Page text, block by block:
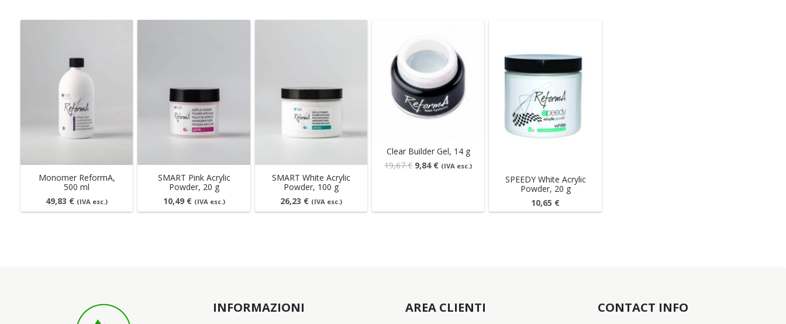
Monomer ReformA,
500 ml
49,83 € (IVA esc.)
SMART Pink Acrylic
Powder, 20 g
10,49 € (IVA esc.)
SMART White Acrylic
Powder, 100 g
26,23 € (IVA esc.)
Clear Builder Gel, 14 g
19,67€ Il
19,67 €.
9,84 €Il
9,84 €.
(IVA esc.)
SPEEDY White Acrylic
Powder, 20 g
10,65 €
INFORMAZIONI AREA CLIENTI CONTACT INFO